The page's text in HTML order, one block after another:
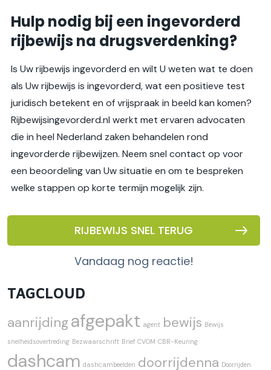
Hulp nodig bij een ingevorderd
rijbewijs na drugsverdenking?
Is Uw rijbewijs ingevorderd en wilt U weten wat te doen
als Uw rijbewijs is ingevorderd, wat een positieve test
juridisch betekent en of vrijspraak in beeld kan komen?
Rijbewijsingevorderd.nl werkt met ervaren advocaten
die in heel Nederland zaken behandelen rond
ingevorderde rijbewijzen. Neem snel contact op voor
een beoordeling van Uw situatie en om te bespreken
welke stappen op korte termijn mogelijk zijn.
RIJBEWIJS SNEL TERUG
vandaag nog reactie!
TAGCLOUD
aanrijdingafgepakt agent bewijs Bewijs
snelheidsovertreding Bezwaarschrift Brief CVOM CBR-Keuring
dashcam dashcambeelden doorrijdenna Doorrijden